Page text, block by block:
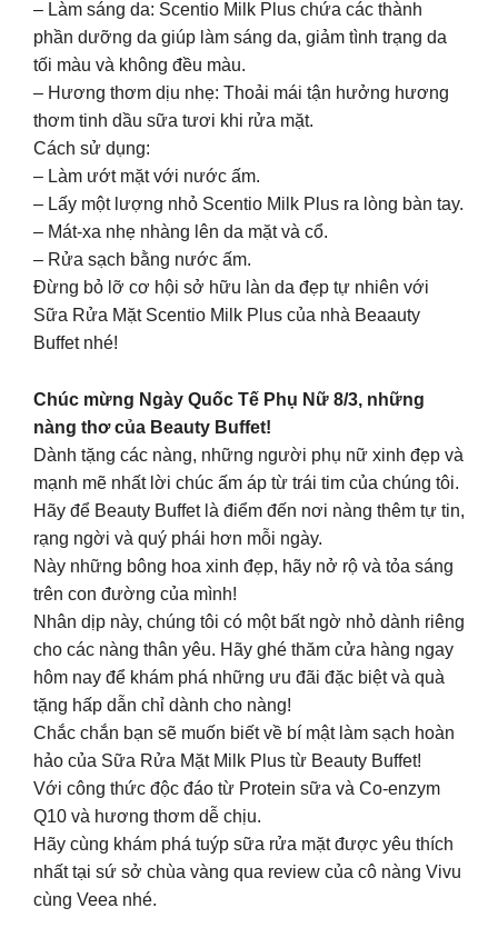
– Làm sáng da: Scentio Milk Plus chứa các thành
phần dưỡng da giúp làm sáng da, giảm tình trạng da
tối màu và không đều màu.
– Hương thơm dịu nhẹ: Thoải mái tận hưởng hương
thơm tinh dầu sữa tươi khi rửa mặt.
Cách sử dụng:
– Làm ướt mặt với nước ấm.
– Lấy một lượng nhỏ Scentio Milk Plus ra lòng bàn tay.
– Mát-xa nhẹ nhàng lên da mặt và cổ.
– Rửa sạch bằng nước ấm.
Đừng bỏ lỡ cơ hội sở hữu làn da đẹp tự nhiên với
Sữa Rửa Mặt Scentio Milk Plus của nhà Beaauty
Buffet nhé!
Chúc mừng Ngày Quốc Tế Phụ Nữ 8/3, những
nàng thơ của Beauty Buffet!
Dành tặng các nàng, những người phụ nữ xinh đẹp và
mạnh mẽ nhất lời chúc ấm áp từ trái tim của chúng tôi.
Hãy để Beauty Buffet là điểm đến nơi nàng thêm tự tin,
rạng ngời và quý phái hơn mỗi ngày.
Này những bông hoa xinh đẹp, hãy nở rộ và tỏa sáng
trên con đường của mình!
Nhân dịp này, chúng tôi có một bất ngờ nhỏ dành riêng
cho các nàng thân yêu. Hãy ghé thăm cửa hàng ngay
hôm nay để khám phá những ưu đãi đặc biệt và quà
tặng hấp dẫn chỉ dành cho nàng!
Chắc chắn bạn sẽ muốn biết về bí mật làm sạch hoàn
hảo của Sữa Rửa Mặt Milk Plus từ Beauty Buffet!
Với công thức độc đáo từ Protein sữa và Co-enzym
Q10 và hương thơm dễ chịu.
Hãy cùng khám phá tuýp sữa rửa mặt được yêu thích
nhất tại sứ sở chùa vàng qua review của cô nàng Vivu
cùng Veea nhé.